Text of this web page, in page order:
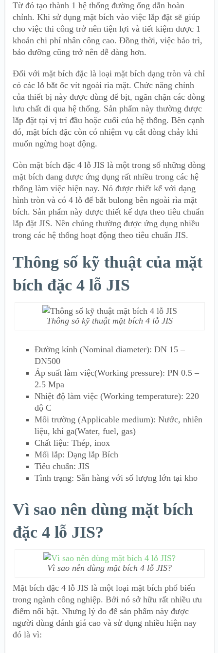
Từ đó tạo thành 1 hệ thống đường ống dẫn hoàn
chỉnh. Khi sử dụng mặt bích vào việc lắp đặt sẽ giúp
cho việc thi công trở nên tiện lợi và tiết kiệm được 1
khoản chi phí nhân công cao. Đồng thời, việc bảo trì,
bảo dưỡng cũng trở nên dễ dàng hơn.
Đối với mặt bích đặc là loại mặt bích dạng tròn và chỉ
có các lỗ bắt ốc vít ngoài rìa mặt. Chức năng chính
của thiết bị này được dùng để bịt, ngăn chặn các dòng
lưu chất đi qua hệ thống. Sản phẩm này thường được
lắp đặt tại vị trí đầu hoặc cuối của hệ thống. Bên cạnh
đó, mặt bích đặc còn có nhiệm vụ cắt dòng chảy khi
muốn ngừng hoạt động.
Còn mặt bích đặc 4 lỗ JIS là một trong số những dòng
mặt bích đang được ứng dụng rất nhiều trong các hệ
thống làm việc hiện nay. Nó được thiết kế với dạng
hình tròn và có 4 lỗ để bắt bulong bên ngoài rìa mặt
bích. Sản phẩm này được thiết kế dựa theo tiêu chuẩn
lắp đặt JIS. Nên chúng thường được ứng dụng nhiều
trong các hệ thống hoạt động theo tiêu chuẩn JIS.
Thông số kỹ thuật của mặt
bích đặc 4 lỗ JIS
Thông số kỹ thuật mặt bích 4 lỗ JIS
Đường kính (Nominal diameter): DN 15 –
DN500
Áp suất làm việc(Working pressure): PN 0.5 –
2.5 Mpa
Nhiệt độ làm việc (Working temperature): 220
độ C
Môi trường (Applicable medium): Nước, nhiên
liệu, khí ga(Water, fuel, gas)
Chất liệu: Thép, inox
Mối lắp: Dạng lắp Bích
Tiêu chuẩn: JIS
Tình trạng: Sẵn hàng với số lượng lớn tại kho
Vì sao nên dùng mặt bích
đặc 4 lỗ JIS?
Vì sao nên dùng mặt bích 4 lỗ JIS?
Mặt bích đặc 4 lỗ JIS là một loại mặt bích phổ biến
trong ngành công nghiệp. Bởi nó sở hữu rất nhiều ưu
điểm nổi bật. Nhưng lý do để sản phẩm này được
người dùng đánh giá cao và sử dụng nhiều hiện nay
đó là vì: